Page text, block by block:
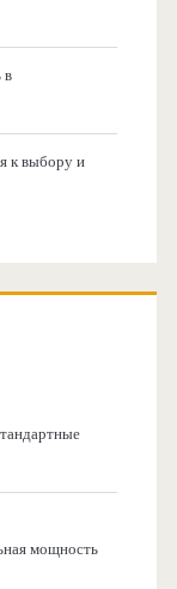
в
к выбору и
мощность